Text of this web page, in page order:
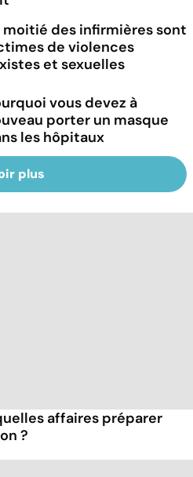
moitié des infirmières sont
de violences
et sexuelles
vous devez à
porter un masque
les hôpitaux
plus
affaires préparer
?